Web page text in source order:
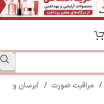
/ مراقبت صورت / آبرسان و